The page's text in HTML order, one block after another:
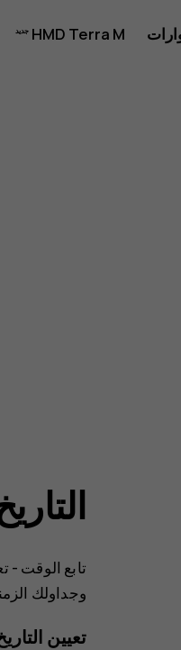
HMD Terra M
تابع الوقت -
وجداولك
تعيين